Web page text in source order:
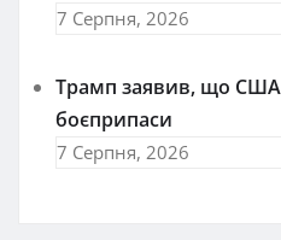
7 Серпня, 2026
Трамп заявив, що США
боєприпаси
7 Серпня, 2026